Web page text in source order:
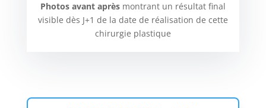
Photos avant après montrant un résultat final
visible dès J+1 de la date de réalisation de cette
chirurgie plastique